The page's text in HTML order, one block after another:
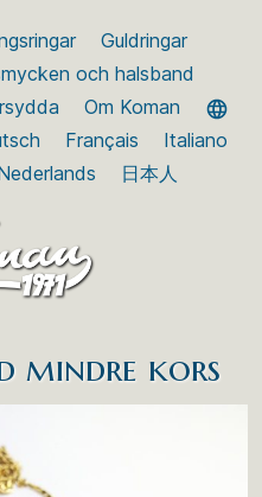
Guldringar
och halsband
Om Koman
Français
Italiano
日本人
mindre kors